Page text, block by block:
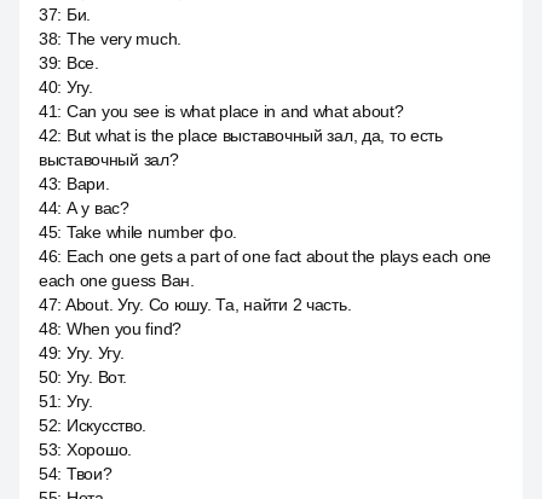
37: Би.
38: The very much.
39: Все.
40: Угу.
41: Can you see is what place in and what about?
42: But what is the place выставочный зал, да, то есть
выставочный зал?
43: Вари.
44: А у вас?
45: Take while number фо.
46: Each one gets a part of one fact about the plays each one
each one guess Ван.
47: About. Угу. Со юшу. Та, найти 2 часть.
48: When you find?
49: Угу. Угу.
50: Угу. Вот.
51: Угу.
52: Искусство.
53: Хорошо.
54: Твои?